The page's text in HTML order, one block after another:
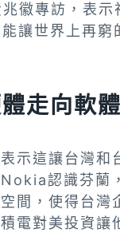
徽專訪，表示
讓世界上再窮
走向軟體
示這讓台灣和
認識芬蘭
間，使得台灣
電對美投資讓